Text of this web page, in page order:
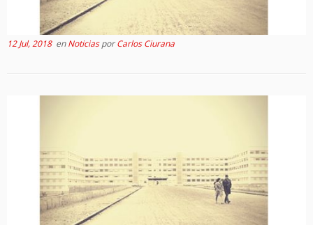
12 Jul, 2018enNoticiasporCarlos Ciurana